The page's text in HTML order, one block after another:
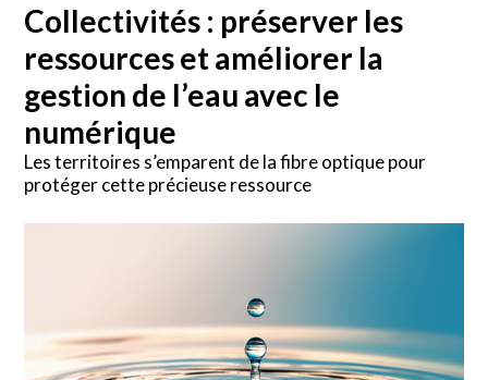
Collectivités : préserver les
ressources et améliorer la
gestion de l’eau avec le
numérique
Les territoires s’emparent de la fibre optique pour
protéger cette précieuse ressource